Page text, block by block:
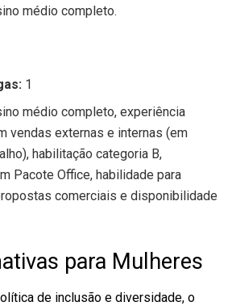
médio completo.
1
médio completo, experiência
vendas externas e internas (em
habilitação categoria B,
Pacote Office, habilidade para
comerciais e disponibilidade
para Mulheres
de inclusão e diversidade, o